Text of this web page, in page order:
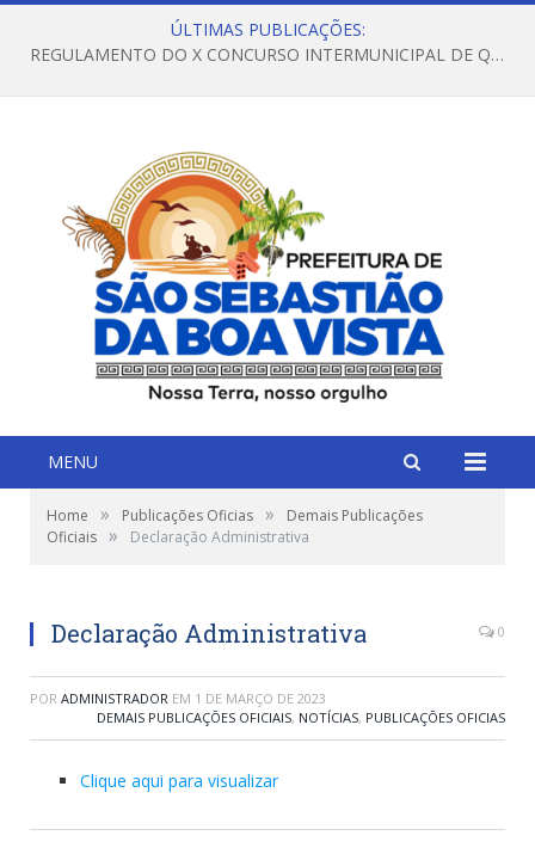
ÚLTIMAS PUBLICAÇÕES:
REGULAMENTO DO X CONCURSO INTERMUNICIPAL DE QUADRILHAS JUNINAS – 2026 – ARRAIÁ DA VENEZA
MENU
Home » Publicações Oficias »
Demais Publicações
Oficiais » Declaração Administrativa
Declaração Administrativa 0
POR ADMINISTRADOR EM 1 DE MARÇO DE 2023
DEMAIS PUBLICAÇÕES OFICIAIS, NOTÍCIAS, PUBLICAÇÕES OFICIAS
Clique aqui para visualizar